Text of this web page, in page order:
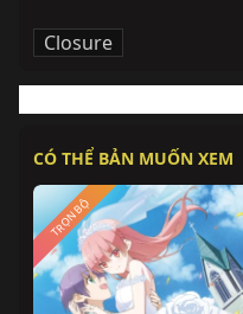
Closure
CÓ THỂ BẢN MUỐN XEM
TRỌN BỘ